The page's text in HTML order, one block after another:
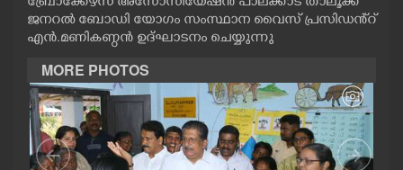
OPINION
PHOTOS
ജനറൽ ബോഡി യോഗം സംസ്ഥാന വൈസ് പ്രസിഡൻ്റ്
എൻ.മണികണ്ഠൻ ഉദ്ഘാടനം ചെയ്യുന്നു
MORE PHOTOS